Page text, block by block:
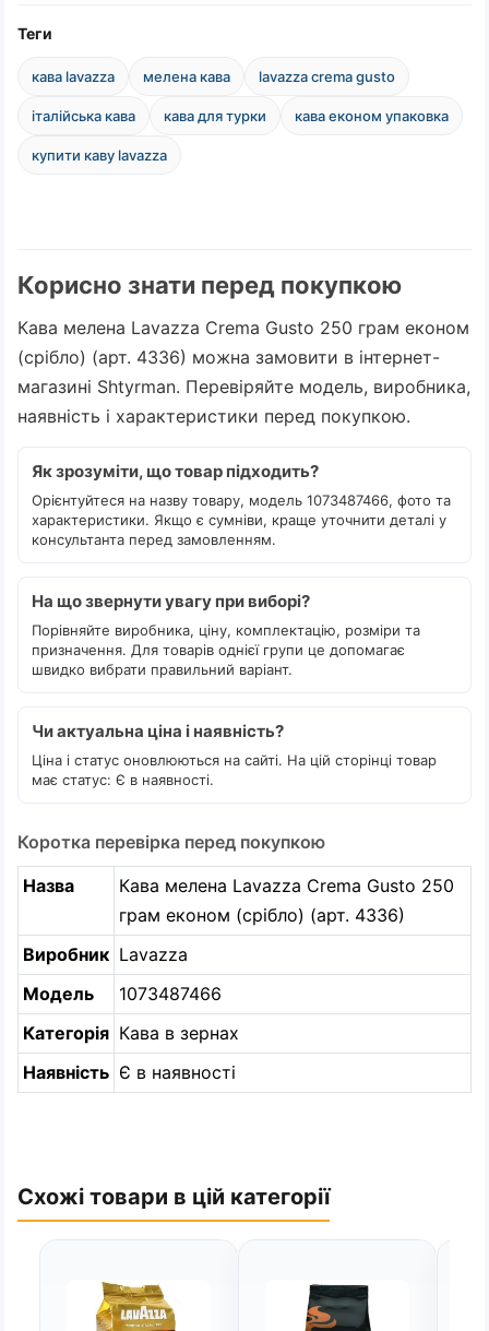
Теги
кава lavazza мелена кава lavazza crema gusto
італійська кава кава для турки кава економ упаковка
купити каву lavazza
Корисно знати перед покупкою
Кава мелена Lavazza Crema Gusto 250 грам економ
(срібло) (арт. 4336) можна замовити в інтернет-
магазині Shtyrman. Перевіряйте модель, виробника,
наявність і характеристики перед покупкою.
Як зрозуміти, що товар підходить?
Орієнтуйтеся на назву товару, модель 1073487466, фото та
характеристики. Якщо є сумніви, краще уточнити деталі у
консультанта перед замовленням.
На що звернути увагу при виборі?
Порівняйте виробника, ціну, комплектацію, розміри та
призначення. Для товарів однієї групи це допомагає
швидко вибрати правильний варіант.
Чи актуальна ціна і наявність?
Ціна і статус оновлюються на сайті. На цій сторінці товар
має статус: Є в наявності.
Коротка перевірка перед покупкою
Назва
Кава мелена Lavazza Crema Gusto 250
грам економ (срібло) (арт. 4336)
Виробник Lavazza
Модель
1073487466
Категорія Кава в зернах
Наявність Є в наявності
Схожі товари в цій категорії